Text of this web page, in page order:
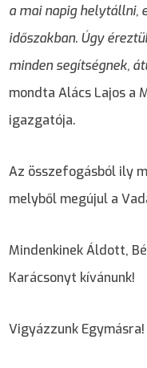
a mai napig helytállni,
időszakban. Úgy
minden segítségnek,
mondta Alács Lajos a
igazgatója.
Az összefogásból ily
melyből megújul a
Mindenkinek Áldott,
Karácsonyt kívánunk!
Vigyázzunk Egymásra!